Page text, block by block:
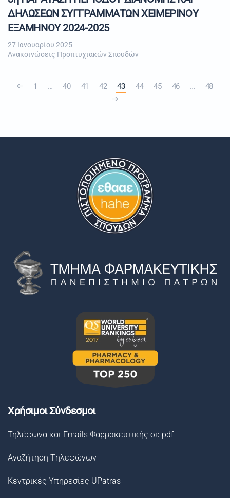
ΔΗΛΩΣΕΩΝ ΣΥΓΓΡΑΜΜΑΤΩΝ ΧΕΙΜΕΡΙΝΟΥ
ΕΞΑΜΗΝΟΥ 2024-2025
27 Ιανουαρίου 2025
Ανακοινώσεις Προπτυχιακών Σπουδών
1 … 40 41 42 43 44 45 46 … 48
Χρήσιμοι Σύνδεσμοι
Τηλέφωνα και Emails Φαρμακευτικής σε pdf
Αναζήτηση Tηλεφώνων
Κεντρικές Υπηρεσίες UPatras